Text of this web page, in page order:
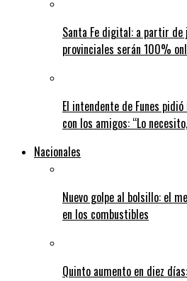
Santa Fe digital: a partir
provinciales serán 100%
El intendente de Funes
con los amigos: “Lo
Nacionales
Nuevo golpe al bolsillo: el
en los combustibles
Quinto aumento en diez